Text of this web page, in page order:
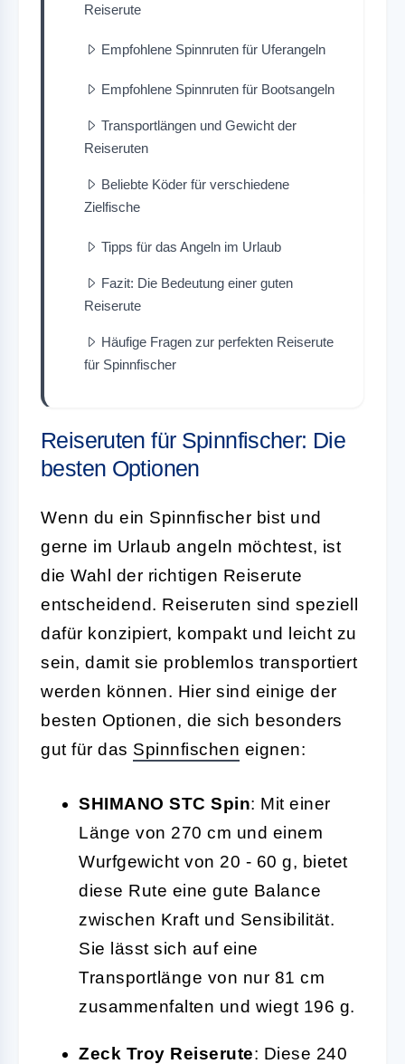
Reiserute
Empfohlene Spinnruten für Uferangeln
Empfohlene Spinnruten für Bootsangeln
Transportlängen und Gewicht der
Reiseruten
Beliebte Köder für verschiedene
Zielfische
Tipps für das Angeln im Urlaub
Fazit: Die Bedeutung einer guten
Reiserute
Häufige Fragen zur perfekten Reiserute
für Spinnfischer
Reiseruten für Spinnfischer: Die
besten Optionen
Wenn du ein Spinnfischer bist und
gerne im Urlaub angeln möchtest, ist
die Wahl der richtigen Reiserute
entscheidend. Reiseruten sind speziell
dafür konzipiert, kompakt und leicht zu
sein, damit sie problemlos transportiert
werden können. Hier sind einige der
besten Optionen, die sich besonders
gut für das Spinnfischen eignen:
SHIMANO STC Spin: Mit einer
Länge von 270 cm und einem
Wurfgewicht von 20 - 60 g, bietet
diese Rute eine gute Balance
zwischen Kraft und Sensibilität.
Sie lässt sich auf eine
Transportlänge von nur 81 cm
zusammenfalten und wiegt 196 g.
Zeck Troy Reiserute: Diese 240